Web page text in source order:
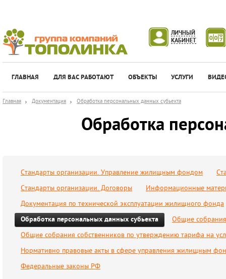
ЛИЧНЫЙ
КАБИНЕТ
ГЛАВНАЯ ДЛЯ ВАС РАБОТАЮТ ОБЪЕКТЫ УСЛУГИ
Главная Документация Обработка персональных данных субьекта
Обработка
Стандарты организации. Управление жилищным фондом
Стандарты организации. Договоры
Информационные
Документация по технической эксплуатации жилищного фонда
Обработка персональных данных субьекта
Общие
Общие собрания собственников по утверждению тарифа на
Нормативно правовые акты в сфере управления жилищным
Федеральные законы РФ